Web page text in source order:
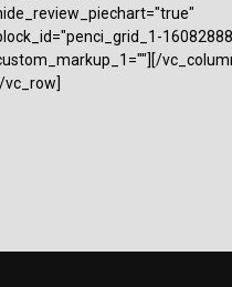
vc_row]